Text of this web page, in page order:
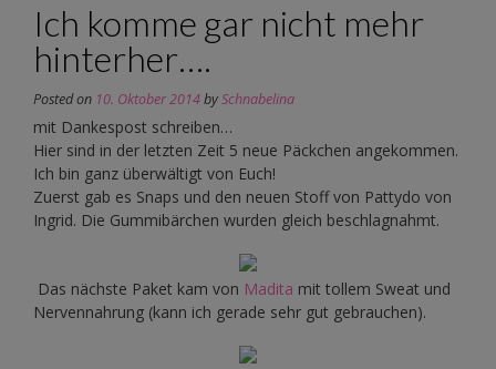
Ich komme gar nicht mehr
hinterher….
Posted on 10. Oktober 2014bySchnabelina
mit Dankespost schreiben…
Hier sind in der letzten Zeit 5 neue Päckchen angekommen.
Ich bin ganz überwältigt von Euch!
Zuerst gab es Snaps und den neuen Stoff von Pattydo von
Ingrid. Die Gummibärchen wurden gleich beschlagnahmt.
Das nächste Paket kam von Madita mit tollem Sweat und
Nervennahrung (kann ich gerade sehr gut gebrauchen).